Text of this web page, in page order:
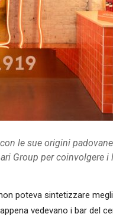
le sue origini
Group per coinvolgere i
poteva sintetizzare
vedevano i bar del